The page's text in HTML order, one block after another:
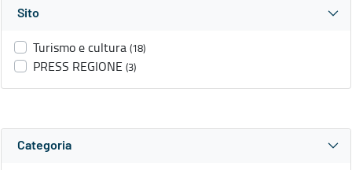
Sito
Turismo e cultura (18)
PRESS REGIONE (3)
Categoria